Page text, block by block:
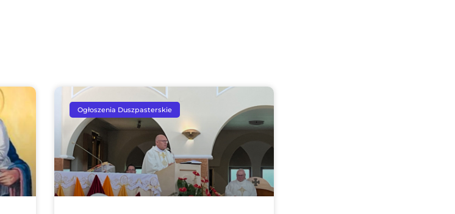
Ogłoszenia Duszpasterskie